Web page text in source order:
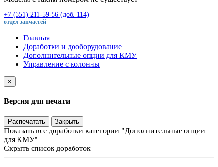
+7 (351) 211-59-56 (доб. 114)
отдел запчастей
Главная
Доработки и дооборудование
Дополнительные опции для КМУ
Управление с колонны
×
Версия для печати
Распечатать Закрыть
Показать все доработки категории "Дополнительные опции
для КМУ"
Скрыть список доработок